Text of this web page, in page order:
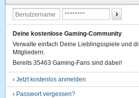
Deine kostenlose Gaming-Community
Verwalte einfach Deine Lieblingsspiele und
Mitgliedern.
Bereits 35463 Gaming-Fans sind dabei!
›Jetzt kostenlos anmelden
› Passwort vergessen?